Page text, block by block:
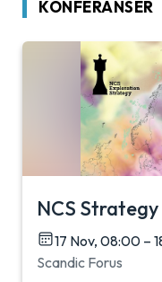
KONFERANSER
NCS
17 Nov, 08:00 –
Scandic Forus